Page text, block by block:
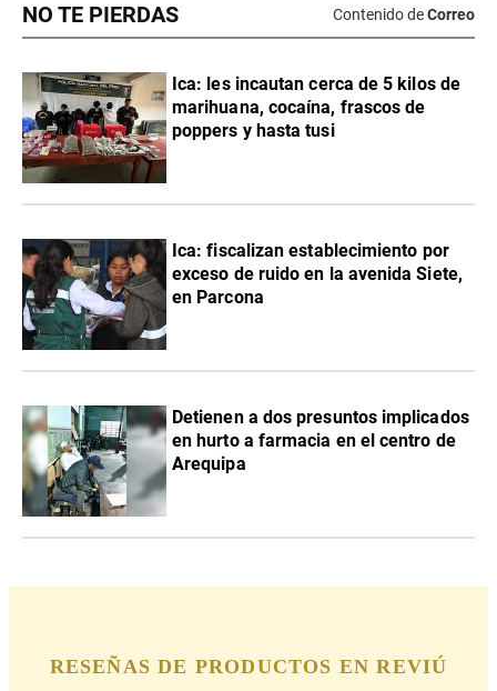
NO TE PIERDAS Contenido deCorreo
Ica: les incautan cerca de 5 kilos de
marihuana, cocaína, frascos de
poppers y hasta tusi
Ica: fiscalizan establecimiento por
exceso de ruido en la avenida Siete,
en Parcona
Detienen a dos presuntos implicados
en hurto a farmacia en el centro de
Arequipa